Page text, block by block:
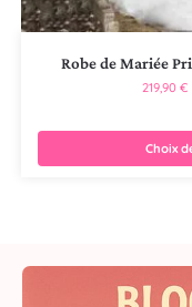
Robe de Mariée
219,90 €
Choix